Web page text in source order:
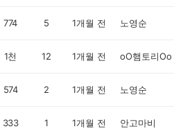
774 5 1개월 전 노영순
1천 12 1개월 전 oO햄토리Oo
574 2 1개월 전 노영순
333 1 1개월 전 안고마비